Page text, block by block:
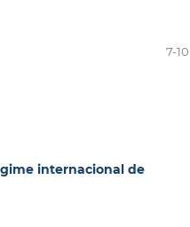
7-10
internacional de